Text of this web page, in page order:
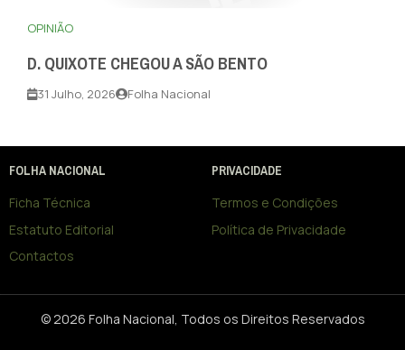
OPINIÃO
D. QUIXOTE CHEGOU A SÃO BENTO
31 Julho, 2026 Folha Nacional
FOLHA NACIONAL
Ficha Técnica
Estatuto Editorial
Contactos
PRIVACIDADE
Termos e Condições
Política de Privacidade
© 2026 Folha Nacional, Todos os Direitos Reservados